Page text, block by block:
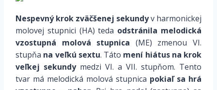
Nespevný krok zväčšenej sekundyv harmonickej
molovej stupnici (HA) teda odstránila melodická
vzostupná molová stupnica (ME) zmenou VI.
stupňa na veľkú sextu. Táto mení hiátus na krok
veľkej sekundymedzi VI. a VII. stupňom. Tento
tvar má melodická molová stupnica pokiaľ sa hrá